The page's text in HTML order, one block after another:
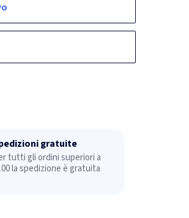
gratuite
tutti gli ordini superiori a
la spedizione è gratuita